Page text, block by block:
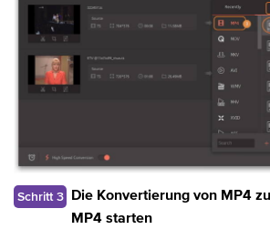
Schritt 3
Die Konvertierung von MP4
MP4 starten